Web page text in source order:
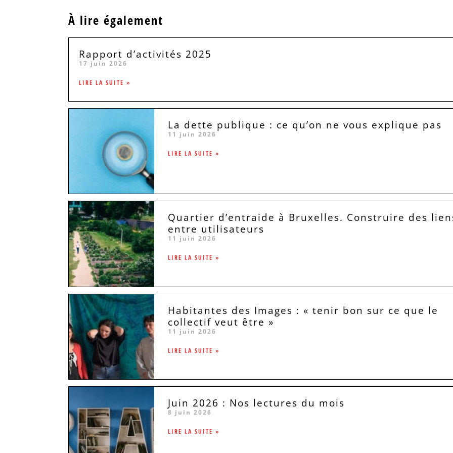
À lire également
Rapport d’activités 2025
17 juin 2026
LIRE LA SUITE »
La dette publique : ce qu’on ne vous explique pas
11 juin 2026
LIRE LA SUITE »
Quartier d’entraide à Bruxelles. Construire des
entre utilisateurs
11 juin 2026
LIRE LA SUITE »
Habitantes des Images : « tenir bon sur ce que le
collectif veut être »
11 juin 2026
LIRE LA SUITE »
Juin 2026 : Nos lectures du mois
8 juin 2026
LIRE LA SUITE »